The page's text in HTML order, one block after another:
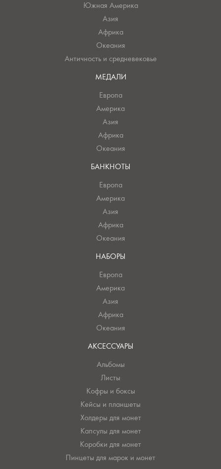
Южная Америка
Азия
Африка
Океания
Античность и средневековье
МЕДАЛИ
Европа
Америка
Азия
Африка
Океания
БАНКНОТЫ
Европа
Америка
Азия
Африка
Океания
НАБОРЫ
Европа
Америка
Азия
Африка
Океания
АКСЕССУАРЫ
Альбомы
Листы
Кофры и боксы
Кейсы и планшеты
Холдеры для монет
Капсулы для монет
Коробки для монет
Пинцеты для марок и монет